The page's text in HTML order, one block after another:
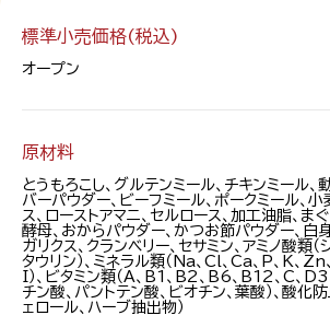
標準小売価格(税込)
オープン
原材料
とうもろこし、グルテンミール、チキンミール、
バーパウダー、ビーフミール、ポークミール、小
ス、ローストアマニ、セルロース、加工油脂、ま
酵母、おからパウダー、かつお節パウダー、白
ガリクス、クランベリー、セサミン、アミノ酸類（
タウリン）、ミネラル類（Na、Cl、Ca、P、K、Zn
I）、ビタミン類（A、B1、B2、B6、B12、C、D3
チン酸、パントテン酸、ビオチン、葉酸）、酸化
ェロール、ハーブ抽出物）